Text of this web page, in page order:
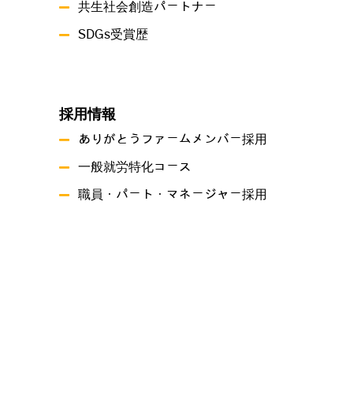
共生社会創造パートナー
SDGs受賞歴
採用情報
ありがとうファームメンバー採用
一般就労特化コース
職員・パート・マネージャー採用